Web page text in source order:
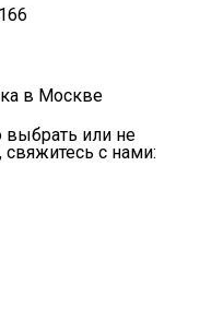
выбрать или не
с нами: